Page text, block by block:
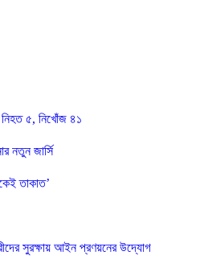
নিহত ৫, নিখোঁজ ৪১
নতুন জার্সি
তাকাত’
সুরক্ষায় আইন প্রণয়নের উদ্যোগ